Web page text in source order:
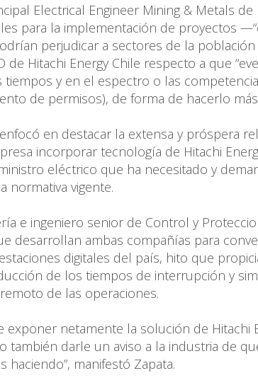
Electrical Engineer Mining & Metals
para la implementación de proyectos
perjudicar a sectores de la
de Hitachi Energy Chile respecto a que
y en el espectro o las
de permisos), de forma de hacerlo más
en destacar la extensa y próspera
incorporar tecnología de Hitachi
eléctrico que ha necesitado y
normativa vigente.
e ingeniero senior de Control y
desarrollan ambas compañías para
digitales del país, hito que
de los tiempos de interrupción y
de las operaciones.
exponer netamente la solución de Hitachi
también darle un aviso a la industria de
manifestó Zapata.